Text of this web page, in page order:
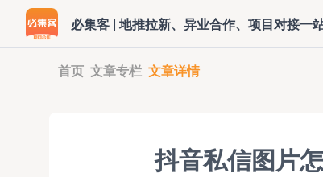
必集客 | 地推拉新、异业合作、项目对接一
首页 文章专栏 文章详情
抖音私信图片